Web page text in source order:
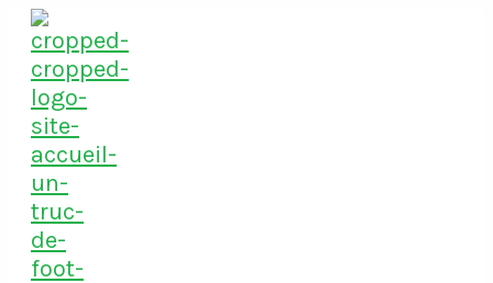
Aller
au
contenu